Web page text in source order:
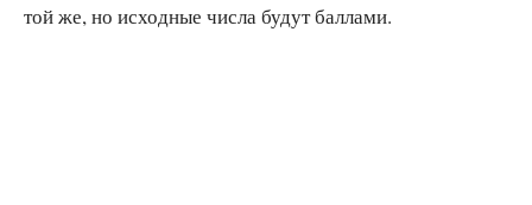
той же, но исходные числа будут баллами.